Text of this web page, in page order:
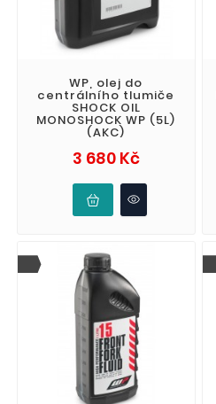
WP, olej do
centrálního tlumiče
SHOCK OIL
MONOSHOCK WP (5L)
(AKC)
3 680 KčCena